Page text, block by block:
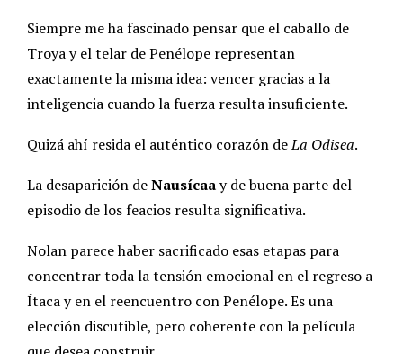
Siempre me ha fascinado pensar que el caballo de
Troya y el telar de Penélope representan
exactamente la misma idea: vencer gracias a la
inteligencia cuando la fuerza resulta insuficiente.
Quizá ahí resida el auténtico corazón deLa Odisea.
La desaparición deNausícaay de buena parte del
episodio de los feacios resulta significativa.
Nolan parece haber sacrificado esas etapas para
concentrar toda la tensión emocional en el regreso a
Ítaca y en el reencuentro con Penélope. Es una
elección discutible, pero coherente con la película